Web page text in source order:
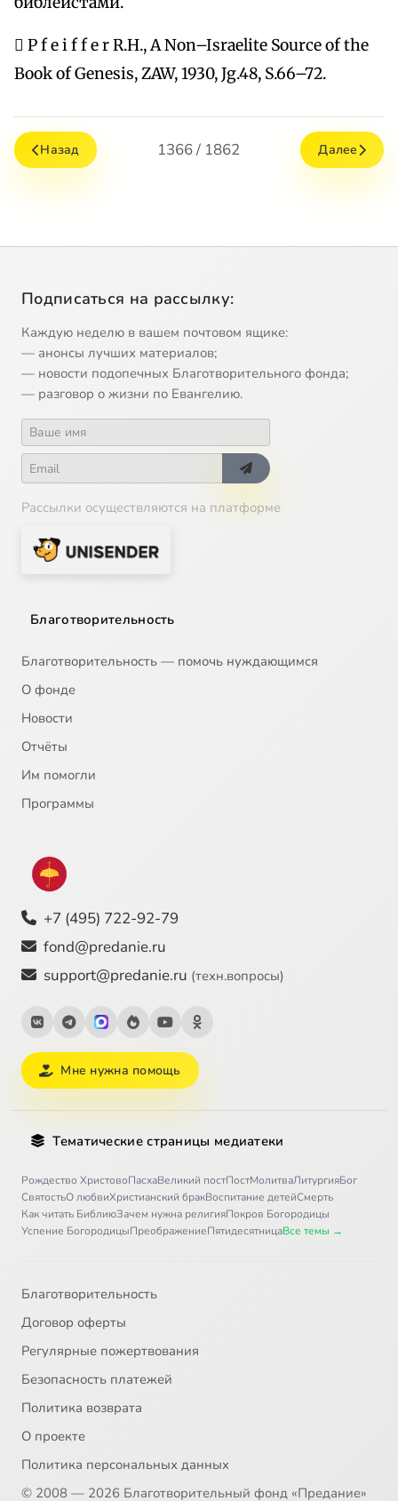
 P f e i f f e r R.H., A Non–Israelite Source of the
Book of Genesis, ZAW, 1930, Jg.48, S.66–72.
Назад 1366 / 1862 Далее
Подписаться на рассылку:
Каждую неделю в вашем почтовом ящике:
— анонсы лучших материалов;
— новости подопечных Благотворительного фонда;
— разговор о жизни по Евангелию.
Рассылки осуществляются на платформе
Благотворительность
Благотворительность — помочь нуждающимся
О фонде
Новости
Отчёты
Им помогли
Программы
+7 (495) 722-92-79
fond@predanie.ru
support@predanie.ru (техн.вопросы)
Мне нужна помощь
Тематические страницы медиатеки
Рождество ХристовоПасхаВеликий постПостМолитваЛитургияБог
СвятостьО любвиХристианский бракВоспитание детейСмерть
Как читать БиблиюЗачем нужна религияПокров Богородицы
Успение БогородицыПреображениеПятидесятницаВсе темы →
Благотворительность
Договор оферты
Регулярные пожертвования
Безопасность платежей
Политика возврата
О проекте
Политика персональных данных
© 2008 — 2026 Благотворительный фонд «Предание»